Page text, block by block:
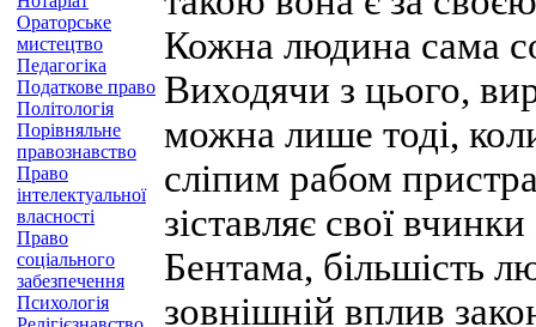
Ораторське
мистецтво
Педагогіка
Податкове право
Політологія
Порівняльне
правознавство
Право
інтелектуальної
власності
Право
соціального
забезпечення
Психологія
Кожна людина сама
Виходячи з цього,
можна лише тоді,
сліпим рабом
зіставляє свої
Бентама, більшість
зовнішній вплив